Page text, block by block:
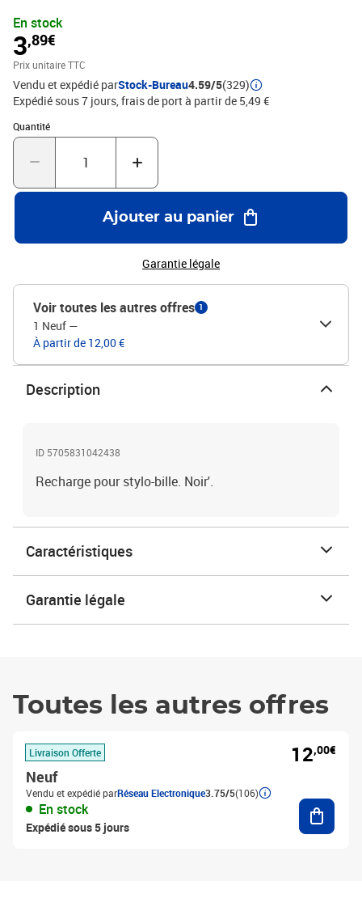
En stock
3,89€
Prix unitaire TTC
Vendu et expédié parStock-Bureau4.59/5(329)
Expédié sous 7 jours, frais de port à partir de 5,49 €
Quantité
Quantité : 1
Ajouter au panier
Garantie légale
Voir toutes les autres offres 1
1 Neuf —
À partir de 12,00 €
Description
ID 5705831042438
Recharge pour stylo-bille. Noir'.
Caractéristiques
Garantie légale
Toutes les autres offres
Livraison Offerte
Neuf
Vendu et expédié parRéseau Electronique3.75/5(106)
En stock
Expédié sous 5 jours
12,00€